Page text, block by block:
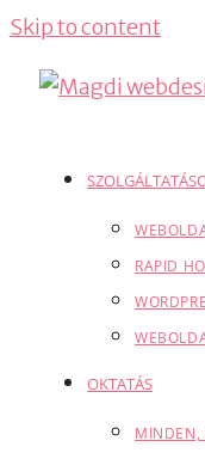
Skip to content
RAPID
OKTATÁS
MINDEN,